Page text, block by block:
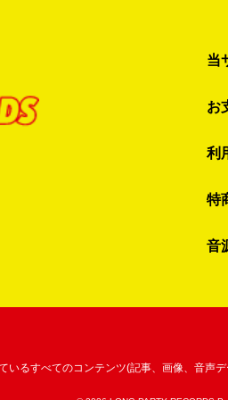
当
お
利
特
音
いるすべてのコンテンツ(記事、画像、音声